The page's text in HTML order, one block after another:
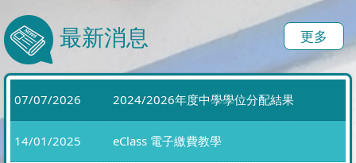
更多
最新消息
07/07/2026 2024/2026年度中學學位分配結果
14/01/2025 eClass 電子繳費教學